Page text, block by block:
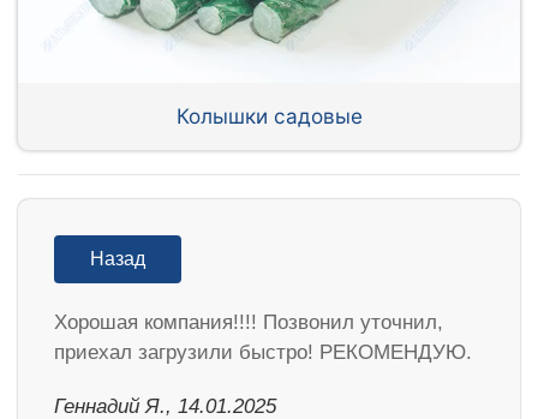
Колышки садовые
Назад
Хорошая компания!!!! Позвонил уточнил,
приехал загрузили быстро! РЕКОМЕНДУЮ.
Геннадий Я., 14.01.2025